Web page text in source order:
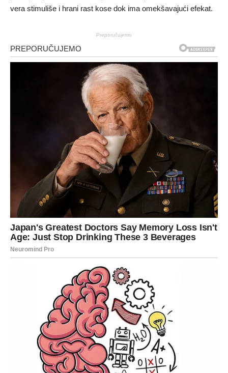
vera stimuliše i hrani rast kose dok ima omekšavajući efekat.
Preporučujemo